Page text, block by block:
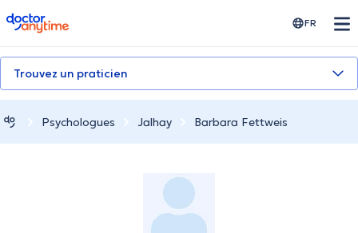
doctoranytime FR
Trouvez un praticien
Psychologues Jalhay Barbara Fettweis